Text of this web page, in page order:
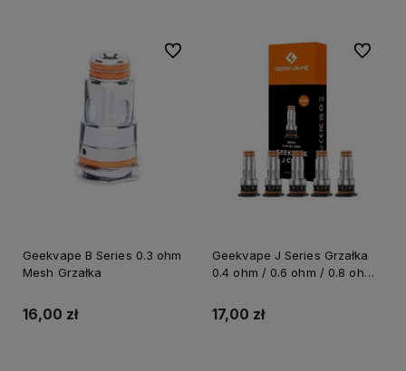
Geekvape B Series 0.3 ohm
Mesh Grzałka
16,00 zł
Do ulubionych
Geekvape J Series Grzałka
0.4 ohm / 0.6 ohm / 0.8 ohm /
17,00 zł
Do